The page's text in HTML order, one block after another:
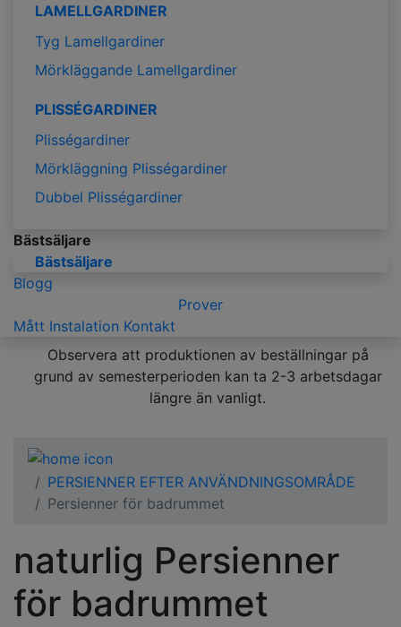
LAMELLGARDINER
Tyg Lamellgardiner
Mörkläggande Lamellgardiner
PLISSÉGARDINER
Plisségardiner
Mörkläggning Plisségardiner
Dubbel Plisségardiner
Bästsäljare
Bästsäljare
Blogg
Prover
Mått Instalation Kontakt
Observera att produktionen av beställningar på
grund av semesterperioden kan ta 2-3 arbetsdagar
längre än vanligt.
PERSIENNER EFTER ANVÄNDNINGSOMRÅDE
Persienner för badrummet
naturlig Persienner
för badrummet